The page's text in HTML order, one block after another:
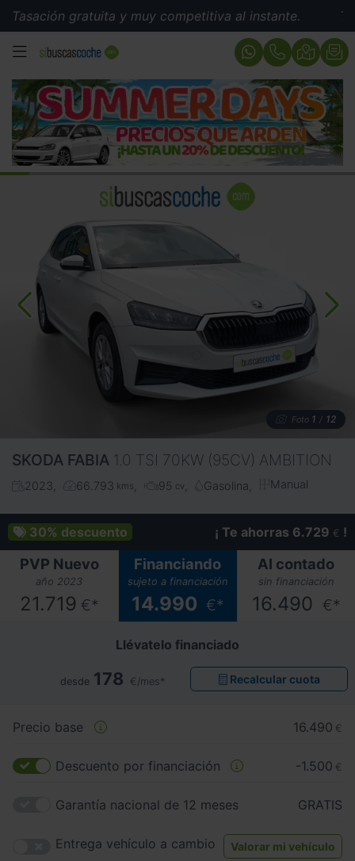
gratuita y muy competitiva al instante. Tasación
MENÚ
Foto 1 / 12
SKODA FABIA 1.0 TSI 70KW (95CV) AMBITION
2023 66.793 kms 95 cv Gasolina Manual
30% descuento ¡ Te ahorras 6.729 € !
PVP Nuevo
año 2023
21.719 €*
Financiando
sujeto a financiación
14.990 €*
Al contado
sin financiación
16.490 €*
Llévatelo financiado
desde 178 €/mes* Recalcular cuota
Precio base 16.490 €
Descuento por financiación -1.500 €
Garantía nacional de 12 meses GRATIS
Entrega vehículo a cambio Valorar mi vehículo